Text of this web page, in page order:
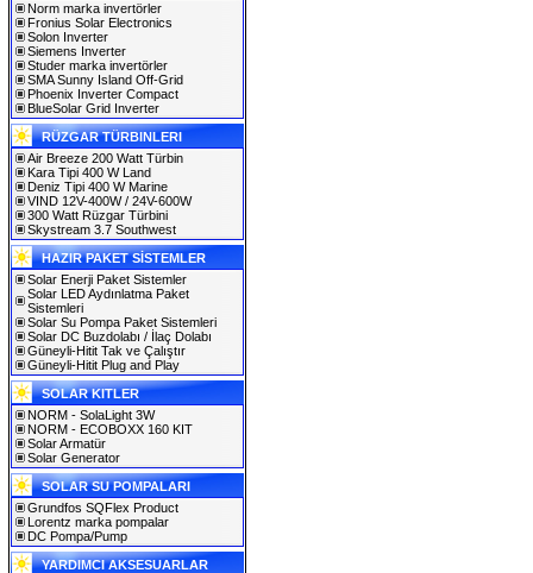
Norm marka invertörler
Fronius Solar Electronics
Solon Inverter
Siemens Inverter
Studer marka invertörler
SMA Sunny Island Off-Grid
Phoenix Inverter Compact
BlueSolar Grid Inverter
RÜZGAR TÜRBINLERI
Air Breeze 200 Watt Türbin
Kara Tipi 400 W Land
Deniz Tipi 400 W Marine
VIND 12V-400W / 24V-600W
300 Watt Rüzgar Türbini
Skystream 3.7 Southwest
HAZIR PAKET SİSTEMLER
Solar Enerji Paket Sistemler
Solar LED Aydınlatma Paket
Sistemleri
Solar Su Pompa Paket Sistemleri
Solar DC Buzdolabı / İlaç Dolabı
Güneyli-Hitit Tak ve Çalıştır
Güneyli-Hitit Plug and Play
SOLAR KITLER
NORM - SolaLight 3W
NORM - ECOBOXX 160 KIT
Solar Armatür
Solar Generator
SOLAR SU POMPALARI
Grundfos SQFlex Product
Lorentz marka pompalar
DC Pompa/Pump
YARDIMCI AKSESUARLAR